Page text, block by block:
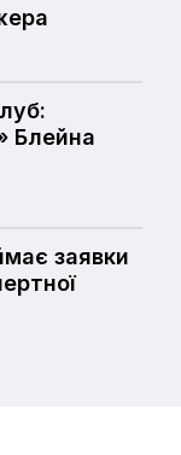
Блейна
заявки